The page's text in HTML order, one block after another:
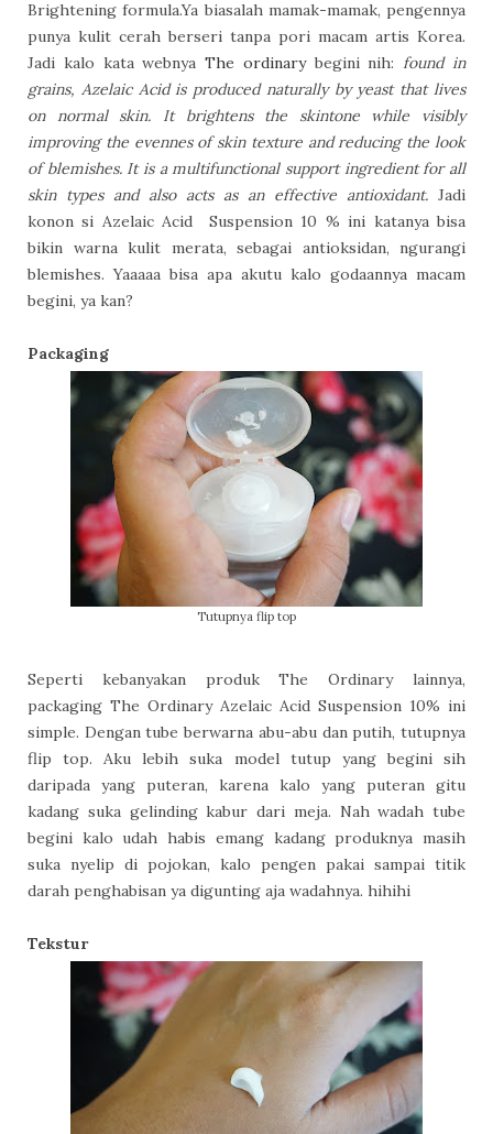
Brightening formula.Ya biasalah mamak-mamak, pengennya
punya kulit cerah berseri tanpa pori macam artis Korea.
Jadi kalo kata webnyaThe ordinarybegini nih: found in
grains, Azelaic Acid is produced naturally by yeast that lives
on normal skin. It brightens the skintone while visibly
improving the evennes of skin texture and reducing the look
of blemishes. It is a multifunctional support ingredient for all
skin types and also acts as an effective antioxidant. Jadi
konon si Azelaic Acid Suspension 10 % ini katanya bisa
bikin warna kulit merata, sebagai antioksidan, ngurangi
blemishes. Yaaaaa bisa apa akutu kalo godaannya macam
begini, ya kan?
Packaging
Tutupnya flip top
Seperti kebanyakan produk The Ordinary lainnya,
packaging The Ordinary Azelaic Acid Suspension 10% ini
simple. Dengan tube berwarna abu-abu dan putih, tutupnya
flip top. Aku lebih suka model tutup yang begini sih
daripada yang puteran, karena kalo yang puteran gitu
kadang suka gelinding kabur dari meja. Nah wadah tube
begini kalo udah habis emang kadang produknya masih
suka nyelip di pojokan, kalo pengen pakai sampai titik
darah penghabisan ya digunting aja wadahnya. hihihi
Tekstur